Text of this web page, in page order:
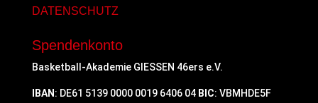
DATENSCHUTZ
Spendenkonto
Basketball-Akademie GIESSEN 46ers e.V.
IBAN : DE61 5139 0000 0019 6406 04 BIC: VBMHDE5F